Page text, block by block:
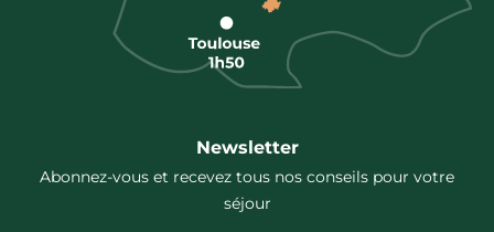
Newsletter
Abonnez-vous et recevez tous nos conseils pour votre
séjour